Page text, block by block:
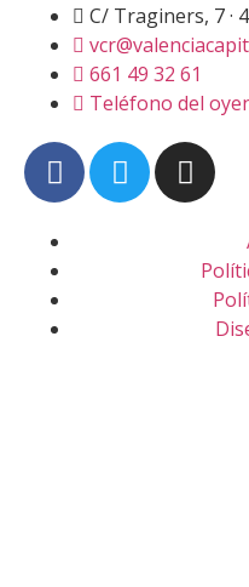
C/ Traginers, 7 ·
661 49 32 61
Teléfono del